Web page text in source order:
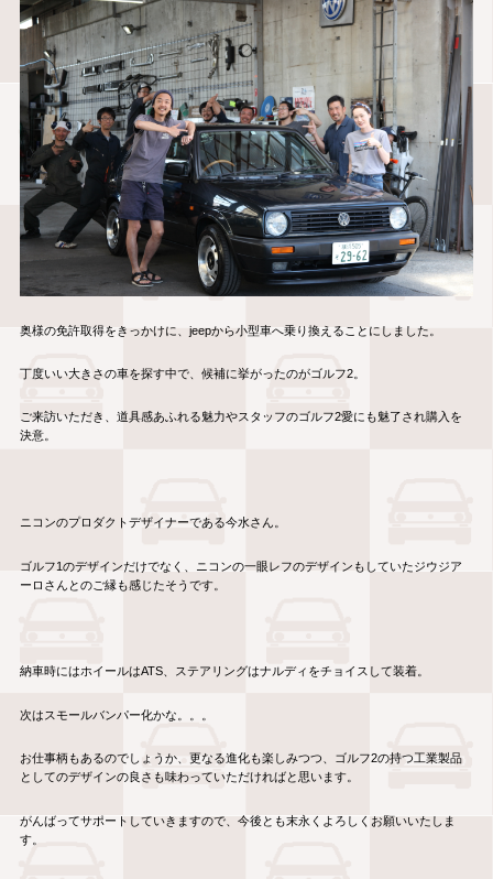
奥様の免許取得をきっかけに、jeepから小型車へ乗り換えることにしました。
丁度いい大きさの車を探す中で、候補に挙がったのがゴルフ2。
ご来訪いただき、道具感あふれる魅力やスタッフのゴルフ2愛にも魅了され購入を
決意。
ニコンのプロダクトデザイナーである今水さん。
ゴルフ1のデザインだけでなく、ニコンの一眼レフのデザインもしていたジウジア
ーロさんとのご縁も感じたそうです。
納車時にはホイールはATS、ステアリングはナルディをチョイスして装着。
次はスモールバンパー化かな。。。
お仕事柄もあるのでしょうか、更なる進化も楽しみつつ、ゴルフ2の持つ工業製品
としてのデザインの良さも味わっていただければと思います。
がんばってサポートしていきますので、今後とも末永くよろしくお願いいたしま
す。